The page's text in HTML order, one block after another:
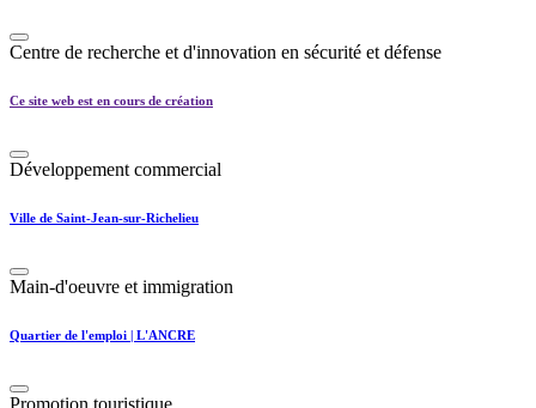
Centre de recherche et d'innovation en sécurité et défense
Ce site web est en cours de création
Développement commercial
Ville de Saint-Jean-sur-Richelieu
Main-d'oeuvre et immigration
Quartier de l'emploi | L'ANCRE
Promotion touristique